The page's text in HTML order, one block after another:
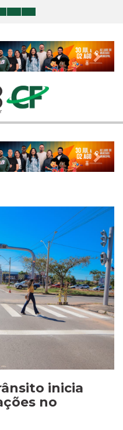
Next
Next
inicia
no